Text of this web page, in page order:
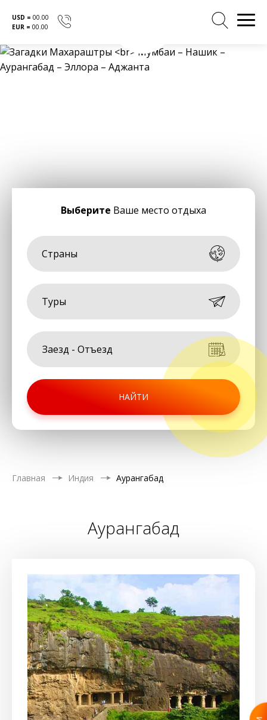
Перейти
к
USD = 00.00
EUR = 00.00
Выберите Ваше место отдыха
Страны
Туры
НАЙТИ
Главная Индия Аурангабад
Аурангабад